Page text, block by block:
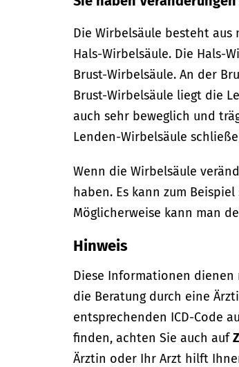
Die Wirbelsäule besteht
Hals-Wirbelsäule. Die Hals-
Brust-Wirbelsäule. An der
Brust-Wirbelsäule liegt die
auch sehr beweglich und
Lenden-Wirbelsäule
Wenn die Wirbelsäule
haben. Es kann zum
Möglicherweise kann man
Hinweis
Diese Informationen
die Beratung durch eine
entsprechenden ICD-Code
finden, achten Sie auch auf
Ärztin oder Ihr Arzt hilft